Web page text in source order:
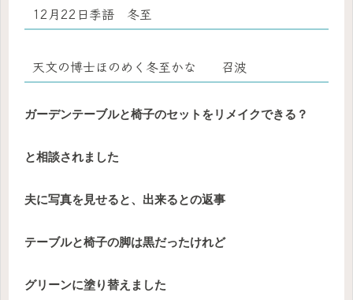
12月22日季語 冬至
天文の博士ほのめく冬至かな 召波
ガーデンテーブルと椅子のセットをリメイクできる？
と相談されました
夫に写真を見せると、出来るとの返事
テーブルと椅子の脚は黒だったけれど
グリーンに塗り替えました